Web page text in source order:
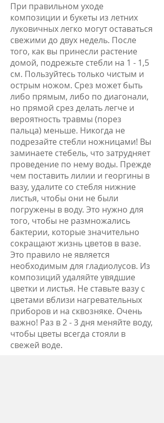
При правильном уходе
композиции и букеты из летних
луковичных легко могут оставаться
свежими до двух недель. После
того, как вы принесли растение
домой, подрежьте стебли на 1 - 1,5
см. Пользуйтесь только чистым и
острым ножом. Срез может быть
либо прямым, либо по диагонали,
но прямой срез делать легче и
вероятность травмы (порез
пальца) меньше. Никогда не
подрезайте стебли ножницами! Вы
заминаете стебель, что затрудняет
проведение по нему воды. Прежде
чем поставить лилии и георгины в
вазу, удалите со стебля нижние
листья, чтобы они не были
погружены в воду. Это нужно для
того, чтобы не размножались
бактерии, которые значительно
сокращают жизнь цветов в вазе.
Это правило не является
необходимым для гладиолусов. Из
композиций удаляйте увядшие
цветки и листья. Не ставьте вазу с
цветами вблизи нагревательных
приборов и на сквозняке. Очень
важно! Раз в 2 - 3 дня меняйте воду,
чтобы цветы всегда стояли в
свежей воде.